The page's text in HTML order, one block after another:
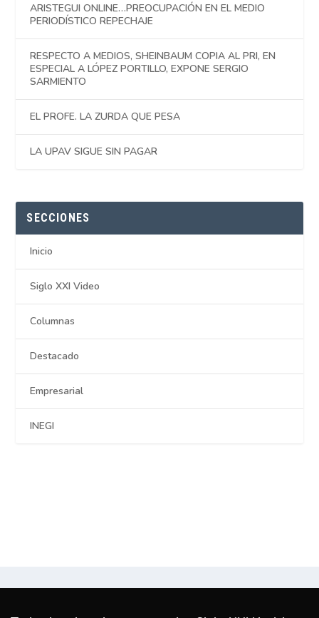
ARISTEGUI ONLINE…PREOCUPACIÓN EN EL MEDIO
PERIODÍSTICO REPECHAJE
RESPECTO A MEDIOS, SHEINBAUM COPIA AL PRI, EN
ESPECIAL A LÓPEZ PORTILLO, EXPONE SERGIO
SARMIENTO
EL PROFE. LA ZURDA QUE PESA
LA UPAV SIGUE SIN PAGAR
SECCIONES
Inicio
Siglo XXI Video
Columnas
Destacado
Empresarial
INEGI